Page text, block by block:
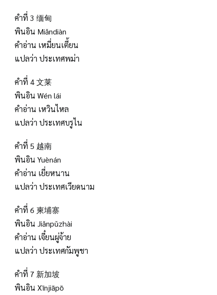
คำที่ 3 缅甸
พินอิน Miǎndiàn
คำอ่าน เหมี่ยนเตี้ยน
แปลว่า ประเทศพม่า
คำที่ 4 文莱
พินอิน Wén lái
คำอ่าน เหวินไหล
แปลว่า ประเทศบรูไน
คำที่ 5 越南
พินอิน Yuènán
คำอ่าน เยี่ยหนาน
แปลว่า ประเทศเวียดนาม
คำที่ 6 柬埔寨
พินอิน Jiǎnpǔzhài
คำอ่าน เจี๋ยนผู่จ้าย
แปลว่า ประเทศกัมพูชา
คำที่ 7 新加坡
พินอิน Xīnjiāpō